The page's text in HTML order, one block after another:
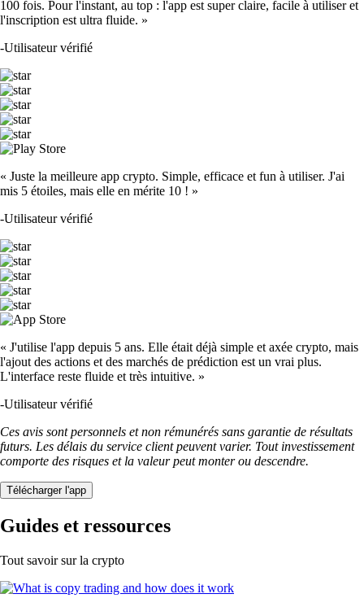
100 fois. Pour l'instant, au top : l'app est super claire, facile à utiliser et
l'inscription est ultra fluide. »
-Utilisateur vérifié
« Juste la meilleure app crypto. Simple, efficace et fun à utiliser. J'ai
mis 5 étoiles, mais elle en mérite 10 ! »
-Utilisateur vérifié
« J'utilise l'app depuis 5 ans. Elle était déjà simple et axée crypto, mais
l'ajout des actions et des marchés de prédiction est un vrai plus.
L'interface reste fluide et très intuitive. »
-Utilisateur vérifié
Ces avis sont personnels et non rémunérés sans garantie de résultats
futurs. Les délais du service client peuvent varier. Tout investissement
comporte des risques et la valeur peut monter ou descendre.
Télécharger l'app
Guides et ressources
Tout savoir sur la crypto